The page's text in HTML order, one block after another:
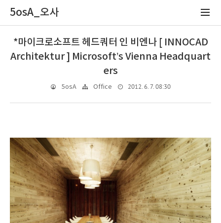
5osA_오사
*마이크로소프트 헤드쿼터 인 비엔나 [ INNOCAD
Architektur ] Microsoft’s Vienna Headquart
ers
5osA Office 2012. 6. 7. 08:30